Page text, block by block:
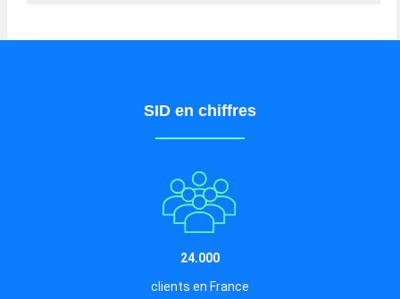
SID en chiffres
24.000
clients en France